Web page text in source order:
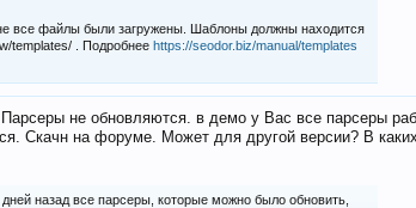
все файлы были загружены. Шаблоны должны находится
templates/ . Подробнееhttps://seodor.biz/manual/templates
не обновляются. в демо у Вас все парсеры
Скачн на форуме. Может для другой версии? В
назад все парсеры, которые можно было обновить,